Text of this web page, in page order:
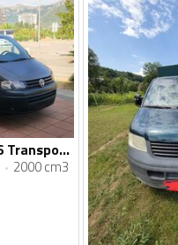
Volkswagen - T6 Transporter
2000 cm3